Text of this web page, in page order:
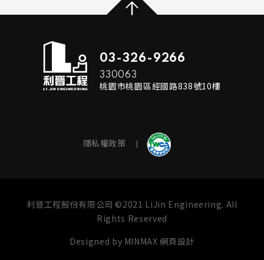
03-326-9266
330063
桃園市桃園區經國路838號10樓
隱私權政策
利晉工程股份有限公司 ©2021 LiJin Engineering. All
Rights Reserved
Designed by MINMAX 網頁設計